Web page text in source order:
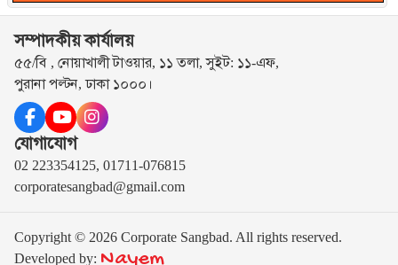
সম্পাদকীয় কার্যালয়
৫৫/বি , নোয়াখালী টাওয়ার, ১১ তলা, সুইট: ১১-এফ,
পুরানা পল্টন, ঢাকা ১০০০।
যোগাযোগ
02 223354125, 01711-076815
corporatesangbad@gmail.com
Copyright © 2026 Corporate Sangbad. All rights reserved.
Developed by: Nayem